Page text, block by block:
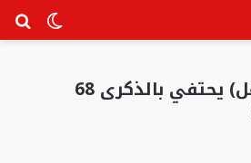
الوضع
محرك البحث ( غوغل) يحتفي بالذكرى 68